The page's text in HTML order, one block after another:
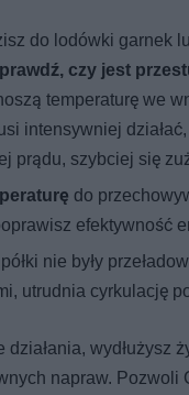
do lodówki garnek
czy jest
temperaturę we
intensywniej
prądu, szybciej się
do
efektywność
nie były
utrudnia cyrkulację
działania, wydłużysz
napraw. Pozwoli